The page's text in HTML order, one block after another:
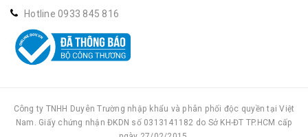
Hotline 0933 845 816
Công ty TNHH Duyên Trường nhập khẩu và phân phối độc quyền tại Việt
Nam. Giấy chứng nhận ĐKDN số 0313141182 do Sở KH-ĐT TP.HCM cấp